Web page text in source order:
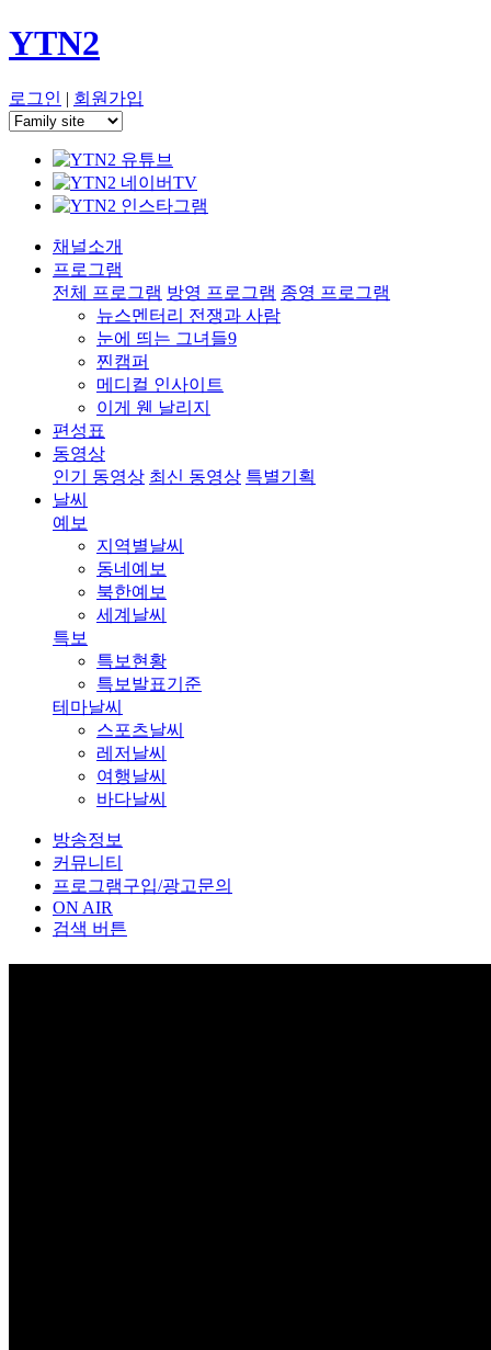
YTN2
로그인 | 회원가입
채널소개
프로그램
전체 프로그램 방영 프로그램 종영 프로그램
뉴스멘터리 전쟁과 사람
눈에 띄는 그녀들9
찐캠퍼
메디컬 인사이트
이게 웬 날리지
편성표
동영상
인기 동영상 최신 동영상 특별기획
날씨
예보
지역별날씨
동네예보
북한예보
세계날씨
특보
특보현황
특보발표기준
테마날씨
스포츠날씨
레저날씨
여행날씨
바다날씨
방송정보
커뮤니티
프로그램구입/광고문의
ON AIR
검색 버튼